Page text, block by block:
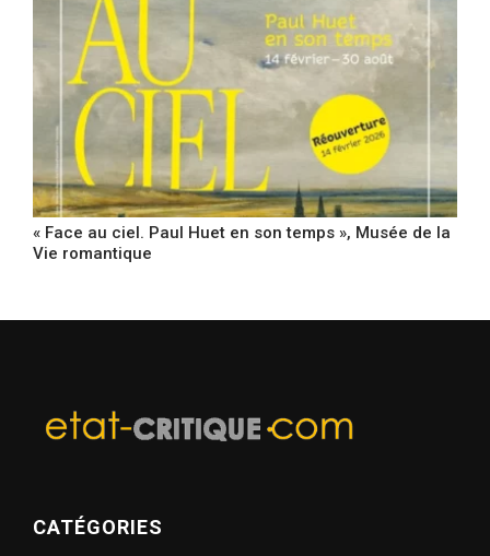
« Face au ciel. Paul Huet en son temps », Musée de la
Vie romantique
CATÉGORIES